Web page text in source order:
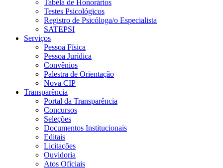
Tabela de Honorários
Testes Psicológicos
Registro de Psicóloga/o Especialista
SATEPSI
Serviços
Pessoa Física
Pessoa Jurídica
Convênios
Palestra de Orientação
Nova CIP
Transparência
Portal da Transparência
Concursos
Seleções
Documentos Institucionais
Editais
Licitações
Ouvidoria
Atos Oficiais